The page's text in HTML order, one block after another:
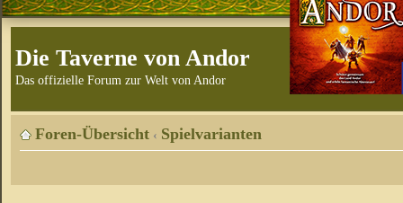
Die Taverne von Andor
Das offizielle Forum zur Welt von Andor
Foren-Übersicht ‹ Spielvarianten